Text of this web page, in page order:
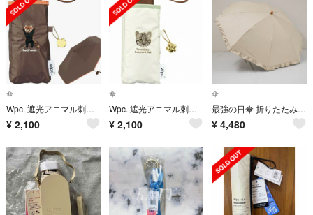
傘
Wpc. 遮光アニマル刺繍 日傘 晴雨兼用 折り畳み傘 レッサーパンダ ブラウン
¥ 2,100
傘
Wpc. 遮光アニマル刺繍 日傘 晴雨兼用 折り畳み傘 ツシマヤマネコ オフホワイト
¥ 2,100
傘
最強の日傘 折りたたみ2段 Wpc. UVO ウーボ USED美品 ベージュ フリル UV 完全遮光 2way UPF50+ 撥水度5級 グラス骨 50cm FA9950
¥ 4,480